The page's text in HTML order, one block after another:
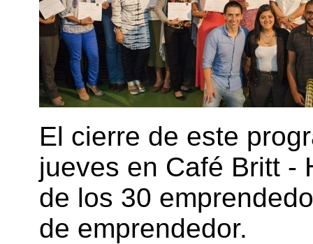
El cierre de este
jueves en Café Britt -
de los 30
de emprendedor.